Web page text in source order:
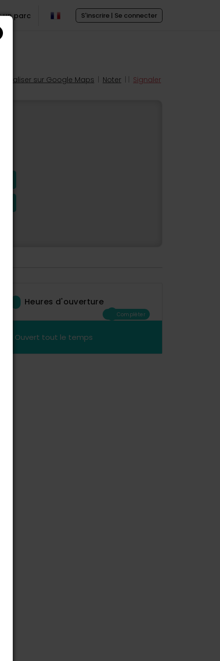
S'inscrire | Se connecter
un parc
Localiser sur Google Maps Noter Signaler
Heures d'ouverture
Compléter
Ouvert tout le temps